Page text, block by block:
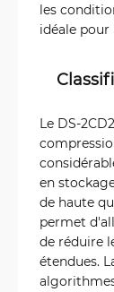
les
idéale pour
Le DS-
en
de haute
permet
de réduire
étendues.